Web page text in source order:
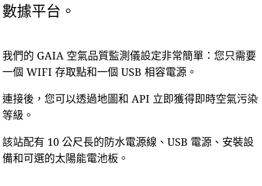
數據平台。
我們的 GAIA 空氣品質監測儀設定非常簡單：您只需要
一個 WIFI 存取點和一個 USB 相容電源。
連接後，您可以透過地圖和 API 立即獲得即時空氣污染
等級。
該站配有 10 公尺長的防水電源線、USB 電源、安裝設
備和可選的太陽能電池板。